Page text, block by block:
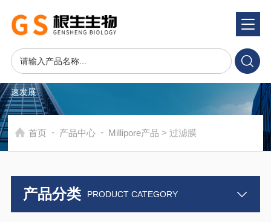
产品中心 PRODUCTS CENTER
速发展
首页 - 产品中心 - Millipore产品 > 过滤膜
产品分类 PRODUCT CATEGORY